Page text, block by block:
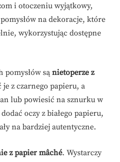
i otoczeniu wyjątkowy,
na dekoracje, które
wykorzystując dostępne
pomysłów są nietoperze z
je z czarnego papieru, a
lub powiesić na sznurku w
oczy z białego papieru,
na bardziej autentyczne.
z papier mâché. Wystarczy